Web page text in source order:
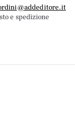
e spedizione